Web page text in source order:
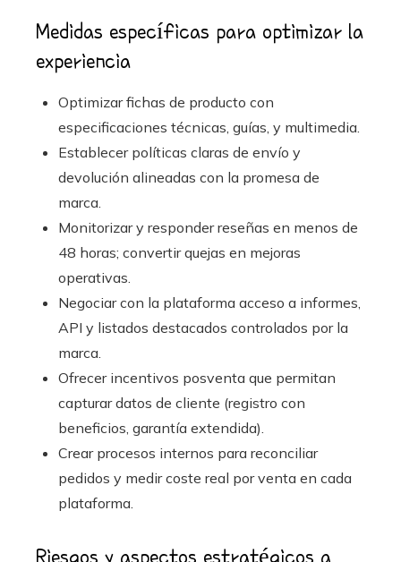
Medidas específicas para optimizar la
experiencia
Optimizar fichas de producto con
especificaciones técnicas, guías, y multimedia.
Establecer políticas claras de envío y
devolución alineadas con la promesa de
marca.
Monitorizar y responder reseñas en menos de
48 horas; convertir quejas en mejoras
operativas.
Negociar con la plataforma acceso a informes,
API y listados destacados controlados por la
marca.
Ofrecer incentivos posventa que permitan
capturar datos de cliente (registro con
beneficios, garantía extendida).
Crear procesos internos para reconciliar
pedidos y medir coste real por venta en cada
plataforma.
Riesgos y aspectos estratégicos a